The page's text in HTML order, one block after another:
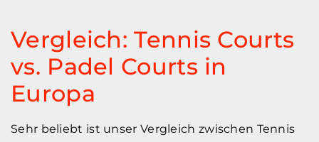
Vergleich: Tennis Courts
vs. Padel Courts in
Europa
Sehr beliebt ist unser Vergleich zwischen Tennis